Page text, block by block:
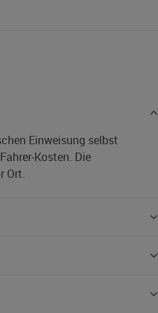
Einweisung selbst
Kosten. Die
Ort.